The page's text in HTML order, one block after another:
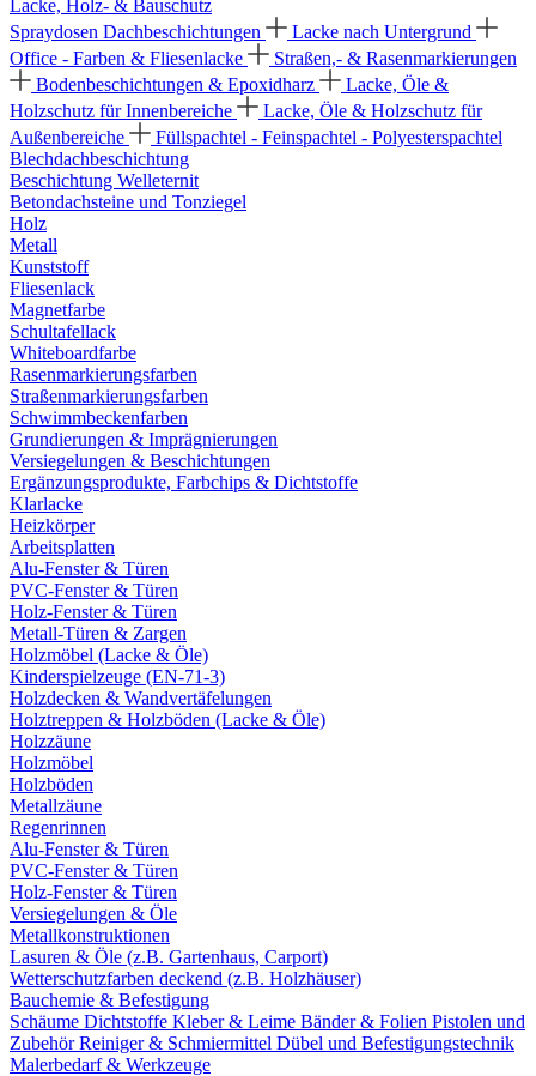
Lacke, Holz- & Bauschutz
Spraydosen Dachbeschichtungen
Lacke nach Untergrund
Office - Farben & Fliesenlacke
Straßen,- & Rasenmarkierungen
Bodenbeschichtungen & Epoxidharz
Lacke, Öle &
Holzschutz für Innenbereiche
Lacke, Öle & Holzschutz für
Außenbereiche
Füllspachtel - Feinspachtel - Polyesterspachtel
Blechdachbeschichtung
Beschichtung Welleternit
Betondachsteine und Tonziegel
Holz
Metall
Kunststoff
Fliesenlack
Magnetfarbe
Schultafellack
Whiteboardfarbe
Rasenmarkierungsfarben
Straßenmarkierungsfarben
Schwimmbeckenfarben
Grundierungen & Imprägnierungen
Versiegelungen & Beschichtungen
Ergänzungsprodukte, Farbchips & Dichtstoffe
Klarlacke
Heizkörper
Arbeitsplatten
Alu-Fenster & Türen
PVC-Fenster & Türen
Holz-Fenster & Türen
Metall-Türen & Zargen
Holzmöbel (Lacke & Öle)
Kinderspielzeuge (EN-71-3)
Holzdecken & Wandvertäfelungen
Holztreppen & Holzböden (Lacke & Öle)
Holzzäune
Holzmöbel
Holzböden
Metallzäune
Regenrinnen
Alu-Fenster & Türen
PVC-Fenster & Türen
Holz-Fenster & Türen
Versiegelungen & Öle
Metallkonstruktionen
Lasuren & Öle (z.B. Gartenhaus, Carport)
Wetterschutzfarben deckend (z.B. Holzhäuser)
Bauchemie & Befestigung
Schäume Dichtstoffe Kleber & Leime Bänder & Folien Pistolen und
ZubehörReiniger & Schmiermittel Dübel und Befestigungstechnik
Malerbedarf & Werkzeuge